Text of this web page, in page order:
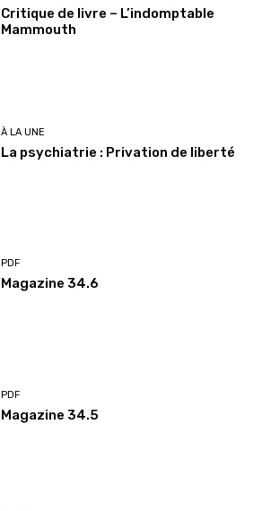
Critique de livre – L’indomptable
Mammouth
À LA UNE
La psychiatrie : Privation de liberté
PDF
Magazine 34.6
PDF
Magazine 34.5